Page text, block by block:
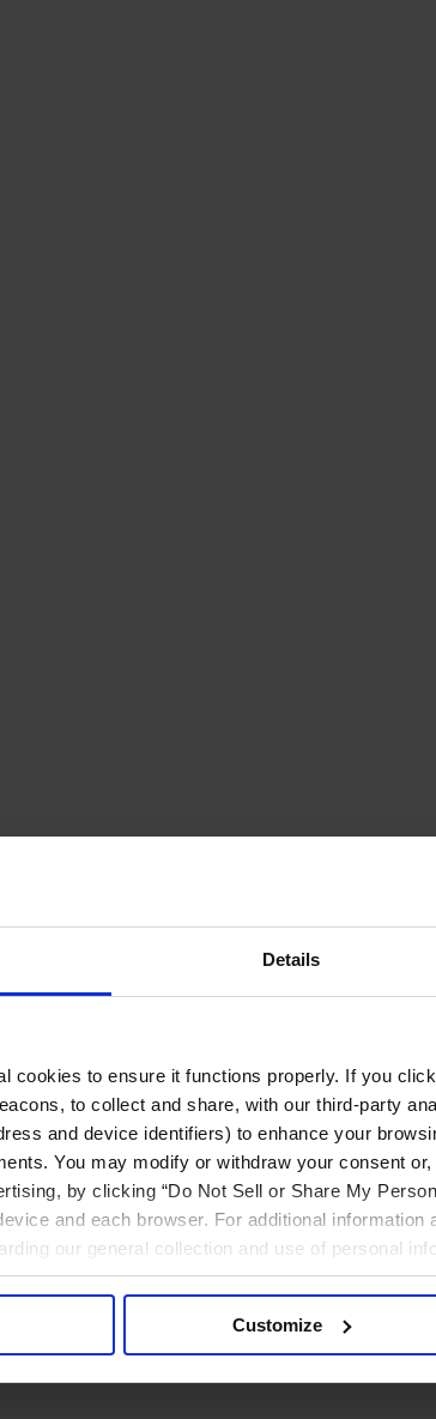
Details
cookies to ensure it functions properly. If you
to collect and share, with our third-party
and device identifiers) to enhance your
You may modify or withdraw your consent
by clicking “Do Not Sell or Share My
and each browser. For additional information
our general collection and use of personal
Customize